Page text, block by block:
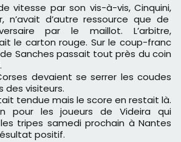
vitesse par son vis-à-vis, Cinquini,
n’avait d’autre ressource que de
par le maillot. L’arbitre,
le carton rouge. Sur le coup-franc
Sanches passait tout près du coin
devaient se serrer les coudes
des visiteurs.
tendue mais le score en restait là.
pour les joueurs de Videira qui
tripes samedi prochain à Nantes
positif.